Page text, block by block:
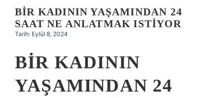
Hakkımızda
BIR KADININ YAŞAMINDAN 24
SAAT NE ANLATMAK ISTIYOR
Tarih: Eylül 8, 2024
BIR KADININ
YAŞAMINDAN 24